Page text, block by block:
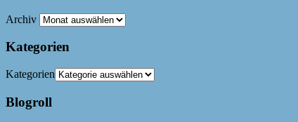
Archiv
Kategorien
Kategorien
Blogroll